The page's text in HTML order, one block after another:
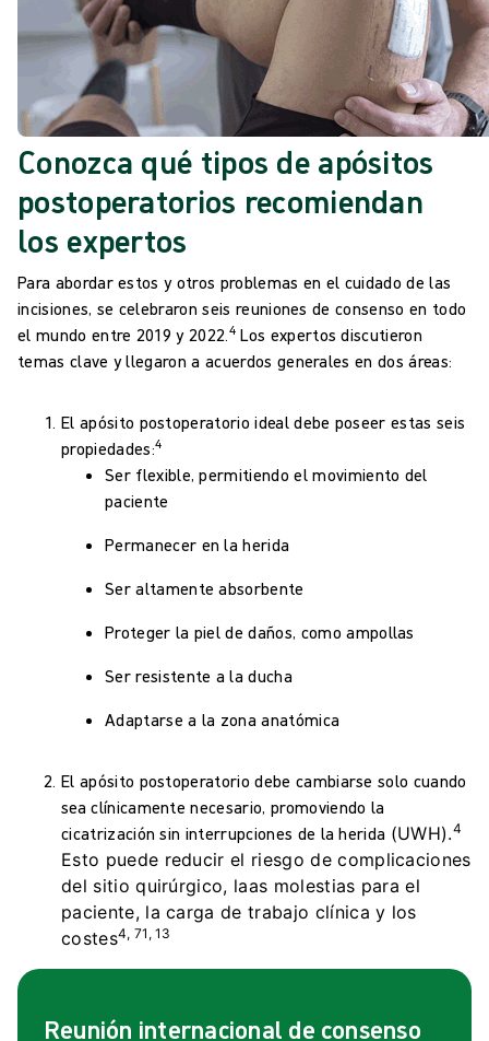
Conozca qué tipos de apósitos
postoperatorios recomiendan
los expertos
Para abordar estos y otros problemas en el cuidado de las
incisiones, se celebraron seis reuniones de consenso en todo
el mundo entre 2019 y 2022.4 Los expertos discutieron
temas clave y llegaron a acuerdos generales en dos áreas:
El apósito postoperatorio ideal debe poseer estas seis
propiedades:4
Ser flexible, permitiendo el movimiento del
paciente
Permanecer en la herida
Ser altamente absorbente
Proteger la piel de daños, como ampollas
Ser resistente a la ducha
Adaptarse a la zona anatómica
El apósito postoperatorio debe cambiarse solo cuando
sea clínicamente necesario, promoviendo la
cicatrización sin interrupciones de la herida (UWH).4
Esto puede reducir el riesgo de complicaciones
del sitio quirúrgico, laas molestias para el
paciente, la carga de trabajo clínica y los
costes4, 71, 13
Reunión internacional de consenso